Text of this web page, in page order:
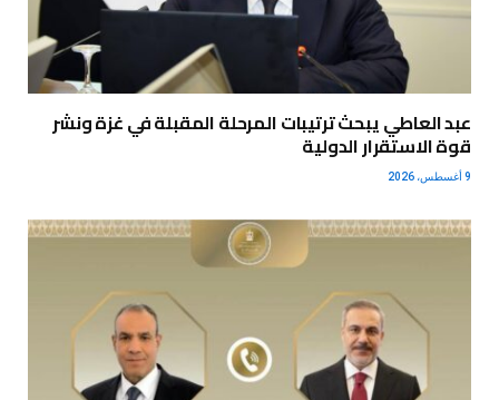
عبد العاطي يبحث ترتيبات المرحلة المقبلة في غزة ونشر
قوة الاستقرار الدولية
9 أغسطس، 2026